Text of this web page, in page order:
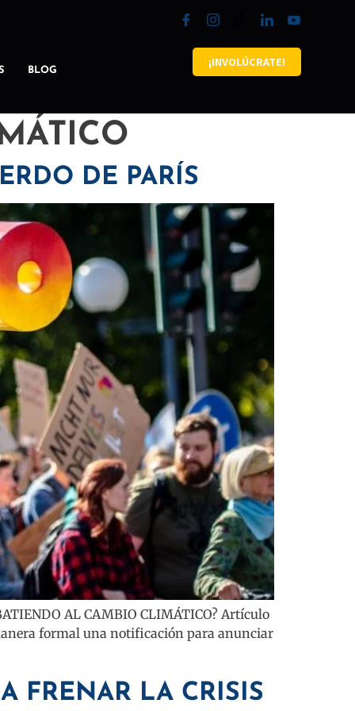
BLOG
¡INVOLÚCRATE!
DE PARÍS
AL CAMBIO CLIMÁTICO? Artículo
formal una notificación para anunciar
FRENAR LA CRISIS